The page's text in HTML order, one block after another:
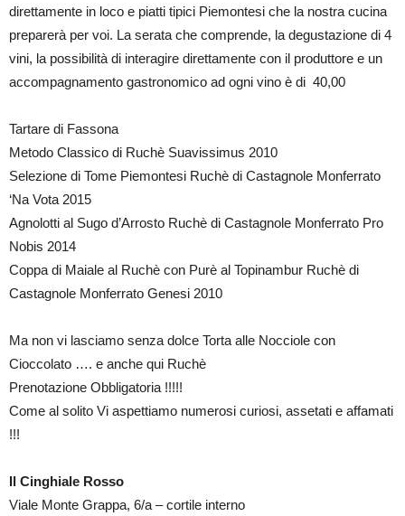
direttamente in loco e piatti tipici Piemontesi che la nostra cucina
preparerà per voi. La serata che comprende, la degustazione di 4
vini, la possibilità di interagire direttamente con il produttore e un
accompagnamento gastronomico ad ogni vino è di  40,00
Tartare di Fassona
Metodo Classico di Ruchè Suavissimus 2010
Selezione di Tome Piemontesi Ruchè di Castagnole Monferrato
‘Na Vota 2015
Agnolotti al Sugo d’Arrosto Ruchè di Castagnole Monferrato Pro
Nobis 2014
Coppa di Maiale al Ruchè con Purè al Topinambur Ruchè di
Castagnole Monferrato Genesi 2010
Ma non vi lasciamo senza dolce Torta alle Nocciole con
Cioccolato …. e anche qui Ruchè
Prenotazione Obbligatoria !!!!!
Come al solito Vi aspettiamo numerosi curiosi, assetati e affamati
!!!
Il Cinghiale Rosso
Viale Monte Grappa, 6/a – cortile interno